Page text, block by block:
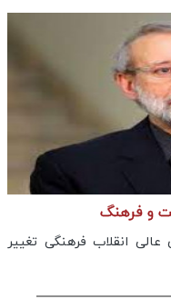
و فرهنگ
انقلاب فرهنگی تغییر